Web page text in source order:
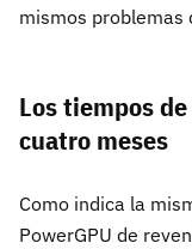
mismos problemas
Los tiempos
cuatro meses
Como indica la
PowerGPU de